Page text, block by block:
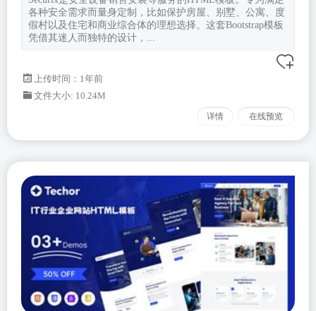
各种安全需求而量身定制，比如保护房屋、别墅、公寓、度
假村以及住宅和商业综合体的理想选择。这套Bootstrap模板
凭借其迷人而独特的设计，...
上传时间：1年前
文件大小: 10.24M
详情 在线预览